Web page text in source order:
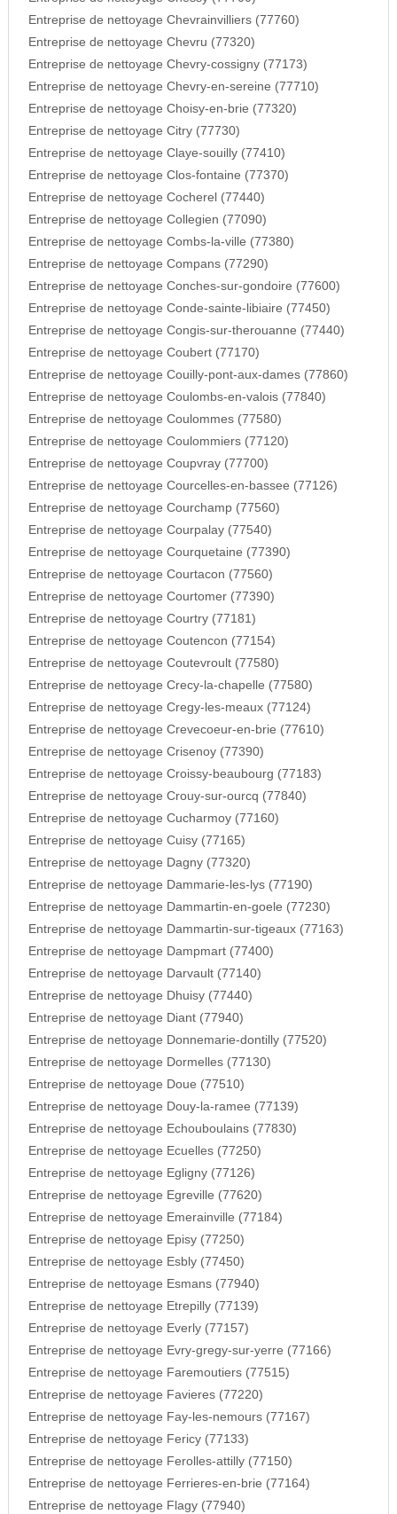
Entreprise de nettoyage Chevrainvilliers (77760)
Entreprise de nettoyage Chevru (77320)
Entreprise de nettoyage Chevry-cossigny (77173)
Entreprise de nettoyage Chevry-en-sereine (77710)
Entreprise de nettoyage Choisy-en-brie (77320)
Entreprise de nettoyage Citry (77730)
Entreprise de nettoyage Claye-souilly (77410)
Entreprise de nettoyage Clos-fontaine (77370)
Entreprise de nettoyage Cocherel (77440)
Entreprise de nettoyage Collegien (77090)
Entreprise de nettoyage Combs-la-ville (77380)
Entreprise de nettoyage Compans (77290)
Entreprise de nettoyage Conches-sur-gondoire (77600)
Entreprise de nettoyage Conde-sainte-libiaire (77450)
Entreprise de nettoyage Congis-sur-therouanne (77440)
Entreprise de nettoyage Coubert (77170)
Entreprise de nettoyage Couilly-pont-aux-dames (77860)
Entreprise de nettoyage Coulombs-en-valois (77840)
Entreprise de nettoyage Coulommes (77580)
Entreprise de nettoyage Coulommiers (77120)
Entreprise de nettoyage Coupvray (77700)
Entreprise de nettoyage Courcelles-en-bassee (77126)
Entreprise de nettoyage Courchamp (77560)
Entreprise de nettoyage Courpalay (77540)
Entreprise de nettoyage Courquetaine (77390)
Entreprise de nettoyage Courtacon (77560)
Entreprise de nettoyage Courtomer (77390)
Entreprise de nettoyage Courtry (77181)
Entreprise de nettoyage Coutencon (77154)
Entreprise de nettoyage Coutevroult (77580)
Entreprise de nettoyage Crecy-la-chapelle (77580)
Entreprise de nettoyage Cregy-les-meaux (77124)
Entreprise de nettoyage Crevecoeur-en-brie (77610)
Entreprise de nettoyage Crisenoy (77390)
Entreprise de nettoyage Croissy-beaubourg (77183)
Entreprise de nettoyage Crouy-sur-ourcq (77840)
Entreprise de nettoyage Cucharmoy (77160)
Entreprise de nettoyage Cuisy (77165)
Entreprise de nettoyage Dagny (77320)
Entreprise de nettoyage Dammarie-les-lys (77190)
Entreprise de nettoyage Dammartin-en-goele (77230)
Entreprise de nettoyage Dammartin-sur-tigeaux (77163)
Entreprise de nettoyage Dampmart (77400)
Entreprise de nettoyage Darvault (77140)
Entreprise de nettoyage Dhuisy (77440)
Entreprise de nettoyage Diant (77940)
Entreprise de nettoyage Donnemarie-dontilly (77520)
Entreprise de nettoyage Dormelles (77130)
Entreprise de nettoyage Doue (77510)
Entreprise de nettoyage Douy-la-ramee (77139)
Entreprise de nettoyage Echouboulains (77830)
Entreprise de nettoyage Ecuelles (77250)
Entreprise de nettoyage Egligny (77126)
Entreprise de nettoyage Egreville (77620)
Entreprise de nettoyage Emerainville (77184)
Entreprise de nettoyage Episy (77250)
Entreprise de nettoyage Esbly (77450)
Entreprise de nettoyage Esmans (77940)
Entreprise de nettoyage Etrepilly (77139)
Entreprise de nettoyage Everly (77157)
Entreprise de nettoyage Evry-gregy-sur-yerre (77166)
Entreprise de nettoyage Faremoutiers (77515)
Entreprise de nettoyage Favieres (77220)
Entreprise de nettoyage Fay-les-nemours (77167)
Entreprise de nettoyage Fericy (77133)
Entreprise de nettoyage Ferolles-attilly (77150)
Entreprise de nettoyage Ferrieres-en-brie (77164)
Entreprise de nettoyage Flagy (77940)